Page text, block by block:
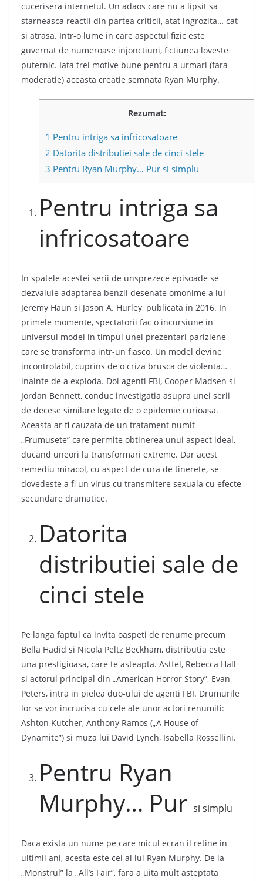
cucerisera internetul. Un adaos care nu a lipsit sa
starneasca reactii din partea criticii, atat ingrozita… cat
si atrasa. Intr-o lume in care aspectul fizic este
guvernat de numeroase injonctiuni, fictiunea loveste
puternic. Iata trei motive bune pentru a urmari (fara
moderatie) aceasta creatie semnata Ryan Murphy.
Rezumat:
1 Pentru intriga sa infricosatoare
2 Datorita distributiei sale de cinci stele
3 Pentru Ryan Murphy… Pur si simplu
Pentru intriga sa
infricosatoare
In spatele acestei serii de unsprezece episoade se
dezvaluie adaptarea benzii desenate omonime a lui
Jeremy Haun si Jason A. Hurley, publicata in 2016. In
primele momente, spectatorii fac o incursiune in
universul modei in timpul unei prezentari pariziene
care se transforma intr-un fiasco. Un model devine
incontrolabil, cuprins de o criza brusca de violenta…
inainte de a exploda. Doi agenti FBI, Cooper Madsen si
Jordan Bennett, conduc investigatia asupra unei serii
de decese similare legate de o epidemie curioasa.
Aceasta ar fi cauzata de un tratament numit
„Frumusete” care permite obtinerea unui aspect ideal,
ducand uneori la transformari extreme. Dar acest
remediu miracol, cu aspect de cura de tinerete, se
dovedeste a fi un virus cu transmitere sexuala cu efecte
secundare dramatice.
Datorita
distributiei sale de
cinci stele
Pe langa faptul ca invita oaspeti de renume precum
Bella Hadid si Nicola Peltz Beckham, distributia este
una prestigioasa, care te asteapta. Astfel, Rebecca Hall
si actorul principal din „American Horror Story”, Evan
Peters, intra in pielea duo-ului de agenti FBI. Drumurile
lor se vor incrucisa cu cele ale unor actori renumiti:
Ashton Kutcher, Anthony Ramos („A House of
Dynamite”) si muza lui David Lynch, Isabella Rossellini.
Pentru Ryan
Murphy… Pur si simplu
Daca exista un nume pe care micul ecran il retine in
ultimii ani, acesta este cel al lui Ryan Murphy. De la
„Monstrul” la „All’s Fair”, fara a uita mult asteptata